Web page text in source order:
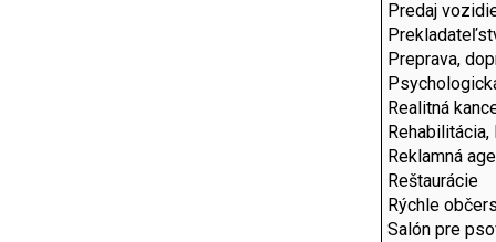
Predaj
Preprava,
Realitná
Reklamná
Reštaurácie
Rýchle
Salón pre